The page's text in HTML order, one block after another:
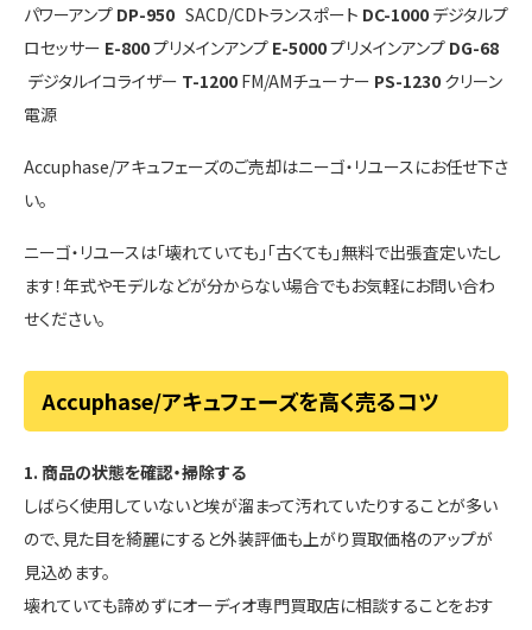
パワーアンプ DP-950 SACD/CDトランスポート DC-1000 デジタルプ
ロセッサー E-800プリメインアンプ E-5000プリメインアンプ DG-68
デジタルイコライザー T-1200 FM/AMチューナー PS-1230 クリーン
電源
Accuphase/アキュフェーズのご売却はニーゴ・リユースにお任せ下さ
い。
ニーゴ・リユースは「壊れていても」「古くても」無料で出張査定いたし
ます！年式やモデルなどが分からない場合でもお気軽にお問い合わ
せください。
Accuphase/アキュフェーズを高く売るコツ
1. 商品の状態を確認・掃除する
しばらく使用していないと埃が溜まって汚れていたりすることが多い
ので、見た目を綺麗にすると外装評価も上がり買取価格のアップが
見込めます。
壊れていても諦めずにオーディオ専門買取店に相談することをおす